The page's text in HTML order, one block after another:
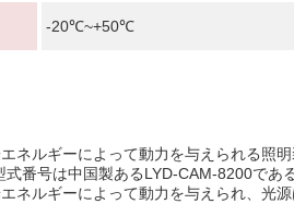
-20℃~+50℃
ネルギーによって動力を与えられる照
番号は中国製あるLYD-CAM-8200である
ネルギーによって動力を与えられ、